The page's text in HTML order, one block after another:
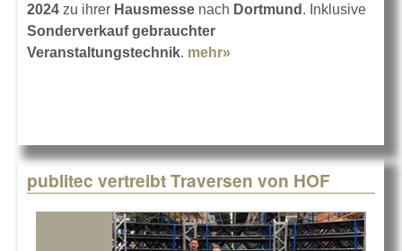
2024 zu ihrer Hausmesse nach Dortmund . Inklusive
Sonderverkauf gebrauchter
Veranstaltungstechnik. mehr»
publitec vertreibt Traversen von HOF